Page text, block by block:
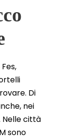
Di
nei
Nelle città
sono